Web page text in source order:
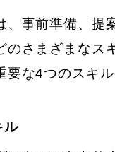
、事前準備、提
のさまざまなス
要な4つのスキ
ル